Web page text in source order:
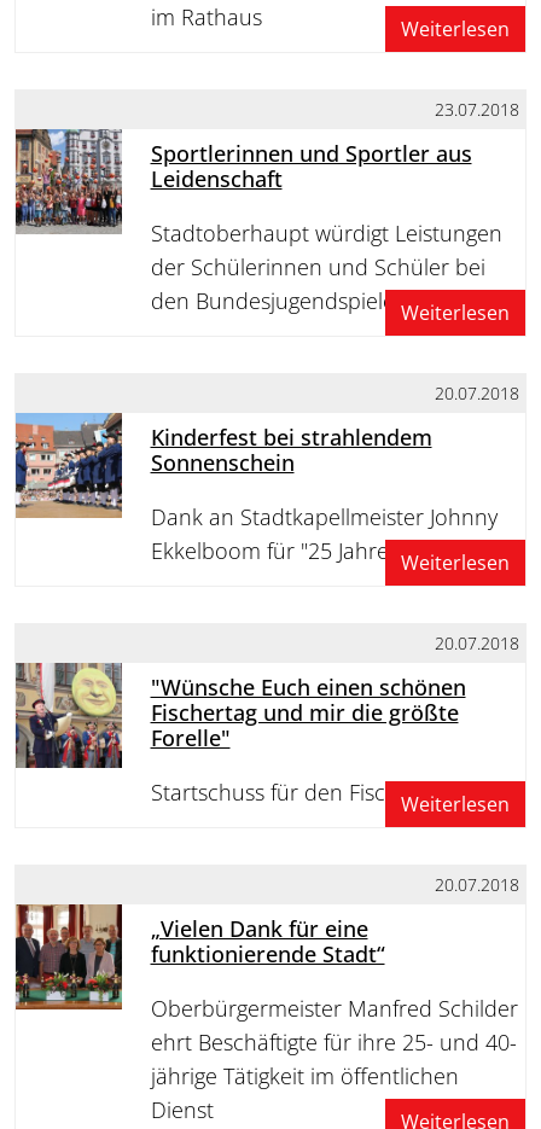
im Rathaus
Weiterlesen
23.07.2018
Sportlerinnen und Sportler aus
Leidenschaft
Stadtoberhaupt würdigt Leistungen
der Schülerinnen und Schüler bei
den BundesjugendspielenWeiterlesen
20.07.2018
Kinderfest bei strahlendem
Sonnenschein
Dank an Stadtkapellmeister Johnny
Ekkelboom für "25 Jahre Kinderfest"
Weiterlesen
20.07.2018
"Wünsche Euch einen schönen
Fischertag und mir die größte
Forelle"
Startschuss für den Fischertag 2018
Weiterlesen
20.07.2018
„Vielen Dank für eine
funktionierende Stadt“
Oberbürgermeister Manfred Schilder
ehrt Beschäftigte für ihre 25- und 40-
jährige Tätigkeit im öffentlichen
Dienst
Weiterlesen